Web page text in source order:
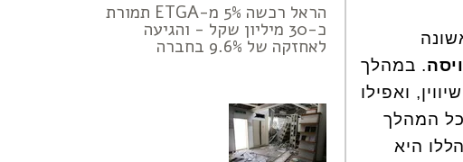
. במהלך
ואפילו
המהלך
היא
הראל רכשה 5% מ-ETGA תמורת
כ-30 מיליון שקל - והגיעה
לאחזקה של 9.6% בחברה